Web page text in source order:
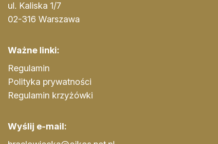
ul. Kaliska 1/7
02-316 Warszawa
Ważne linki:
Regulamin
Polityka prywatności
Regulamin krzyżówki
Wyślij e-mail: